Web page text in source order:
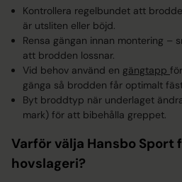
Kontrollera regelbundet att
är utsliten eller böjd.
Rensa gängan innan montering –
att brodden lossnar.
Vid behov använd en gängtapp
gänga så brodden får optimalt
Byt broddtyp när underlaget
mark) för att bibehålla greppet.
Varför välja Hansbo Sport
hovslageri?